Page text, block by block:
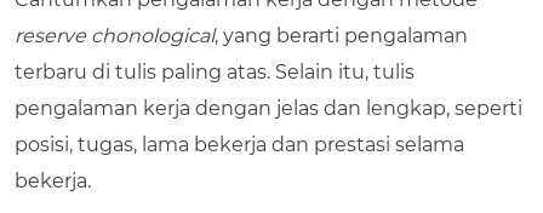
reserve chonological, yang berarti pengalaman
terbaru di tulis paling atas. Selain itu, tulis
pengalaman kerja dengan jelas dan lengkap, seperti
posisi, tugas, lama bekerja dan prestasi selama
bekerja.